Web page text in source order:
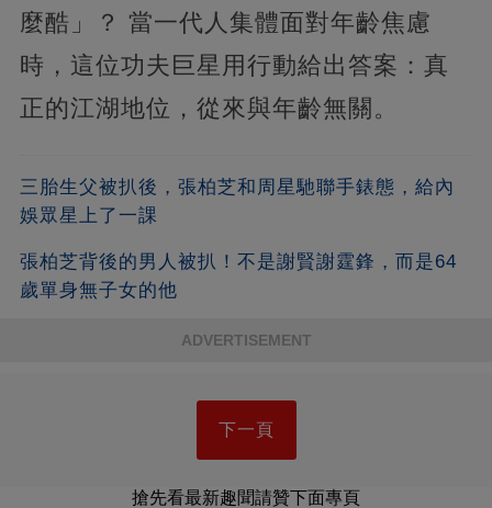
麼酷」？‌ 當一代人集體面對年齡焦慮
時，這位功夫巨星用行動給出答案：真
正的江湖地位，從來與年齡無關。
三胎生父被扒後，張柏芝和周星馳聯手錶態，給內
娛眾星上了一課
張柏芝背後的男人被扒！不是謝賢謝霆鋒，而是64
歲單身無子女的他
ADVERTISEMENT
下一頁
搶先看最新趣聞請贊下面專頁